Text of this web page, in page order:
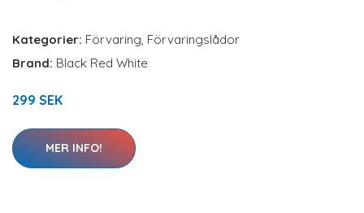
Kategorier: Förvaring Förvaringslådor
Brand: Black Red White
299 SEK
MER INFO!